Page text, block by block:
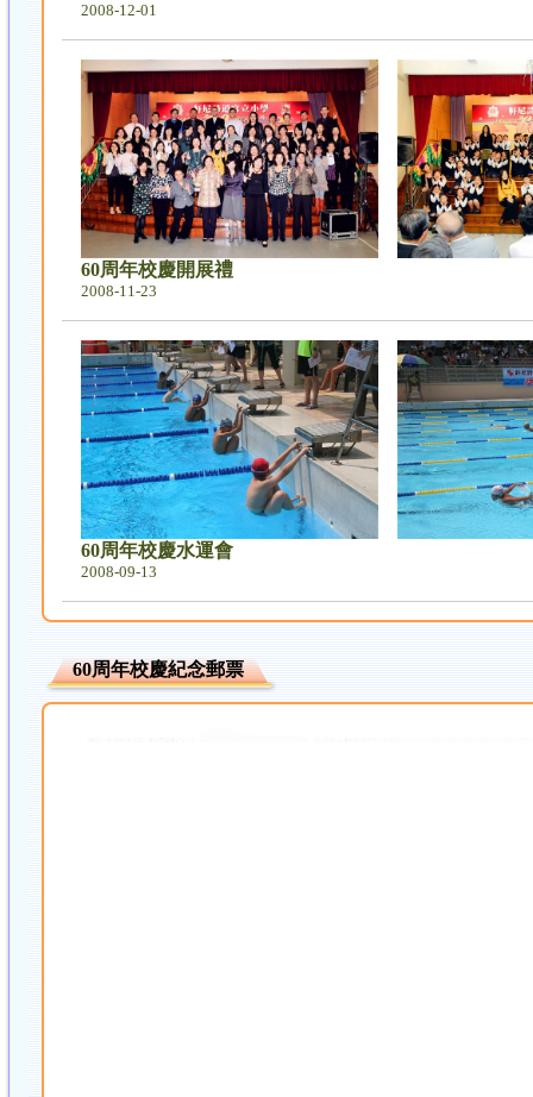
2008-12-01
60周年校慶開展禮
2008-11-23
60周年校慶水運會
2008-09-13
60周年校慶紀念郵票